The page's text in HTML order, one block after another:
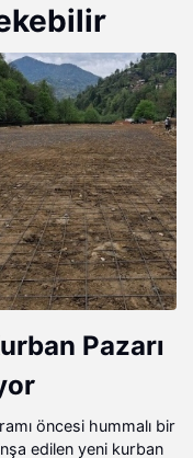
Pazarı
öncesi hummalı bir
edilen yeni kurban